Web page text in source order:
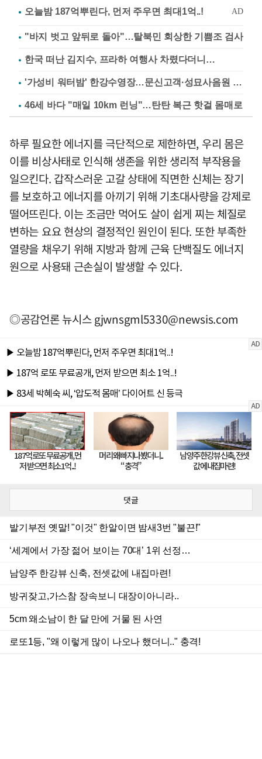
"바지 벗고 앞뒤로 돌아"…탈북민 회상한 기쁨조 검사
한국 떠난 김지수, 프라하 여행사 차렸다더니…
'가성비 워터밤' 한강수영장…문신고객·성묘사음원 민원
46세 바다 "매일 10km 런닝"…탄탄 복근 핫걸 몸매로
하루 필요한 에너지를 극단적으로 제한하면, 우리 몸은
이를 비상사태로 인식해 생존을 위한 생리적 부작용을
일으킨다. 갑작스러운 고갈 상태에 직면한 신체는 장기
를 보호하고 에너지를 아끼기 위해 기초대사량을 강제로
떨어뜨린다. 이는 조금만 먹어도 살이 쉽게 찌는 체질로
변하는 요요 현상의 결정적인 원인이 된다. 또한 부족한
열량을 채우기 위해 지방과 함께 근육 단백질도 에너지
원으로 사용돼 근손실이 발생할 수 있다.
◎공감언론 뉴시스gjwnsgml5330@newsis.com
댓글